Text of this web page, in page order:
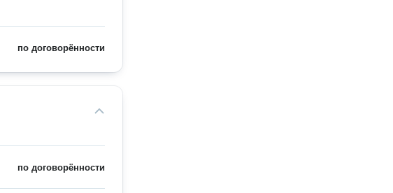
по договорённости
по договорённости